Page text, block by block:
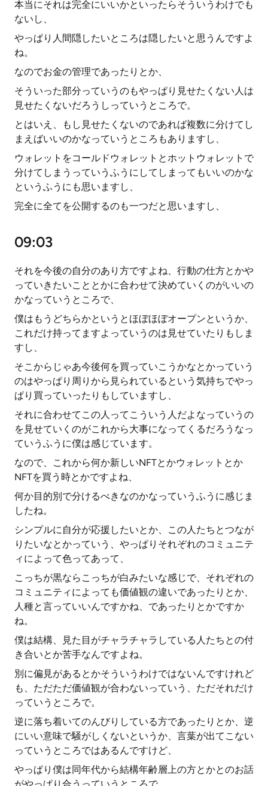
本当にそれは完全にいいかといったらそういうわけでも
ないし、
やっぱり人間隠したいところは隠したいと思うんですよ
ね。
なのでお金の管理であったりとか、
そういった部分っていうのもやっぱり見せたくない人は
見せたくないだろうしっていうところで。
とはいえ、もし見せたくないのであれば複数に分けてし
まえばいいのかなっていうところもありますし、
ウォレットをコールドウォレットとホットウォレットで
分けてしまうっていうふうにしてしまってもいいのかな
というふうにも思いますし、
完全に全てを公開するのも一つだと思いますし、
09:03
それを今後の自分のあり方ですよね、行動の仕方とかや
っていきたいこととかに合わせて決めていくのがいいの
かなっていうところで、
僕はもうどちらかというとほぼほぼオープンというか、
これだけ持ってますよっていうのは見せていたりもしま
すし、
そこからじゃあ今後何を買っていこうかなとかっていう
のはやっぱり周りから見られているという気持ちでやっ
ぱり買っていったりもしていますし、
それに合わせてこの人ってこういう人だよなっていうの
を見せていくのがこれから大事になってくるだろうなっ
ていうふうに僕は感じています。
なので、これから何か新しいNFTとかウォレットとか
NFTを買う時とかですよね、
何か目的別で分けるべきなのかなっていうふうに感じま
したね。
シンプルに自分が応援したいとか、この人たちとつなが
りたいなとかっていう、やっぱりそれぞれのコミュニテ
ィによって色ってあって、
こっちが黒ならこっちが白みたいな感じで、それぞれの
コミュニティによっても価値観の違いであったりとか、
人種と言っていいんですかね、であったりとかですか
ね。
僕は結構、見た目がチャラチャラしている人たちとの付
き合いとか苦手なんですよね。
別に偏見があるとかそういうわけではないんですけれど
も、ただただ価値観が合わないっていう、ただそれだけ
っていうところで。
逆に落ち着いてのんびりしている方であったりとか、逆
にいい意味で騒がしくないというか、言葉が出てこない
っていうところではあるんですけど、
やっぱり僕は同年代から結構年齢層上の方とかとのお話